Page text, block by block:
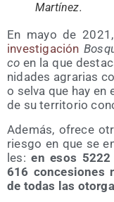
Martínez.
En mayo de
inves­ti­ga­ción
co en la que
ni­da­des agra­rias
o sel­va que hay en
de su terri­to­rio
Ade­más, ofre­ce
ries­go en que se
les:en esos
616 con­ce­sio­nes
de todas las